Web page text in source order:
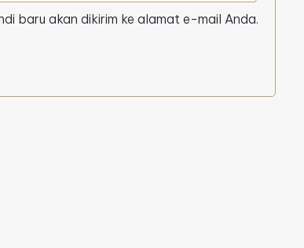
baru akan dikirim ke alamat e-mail Anda.